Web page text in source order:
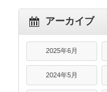
アーカイブ
2025年6月
2024年5月